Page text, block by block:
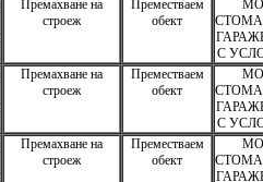
Премахване на
строеж
Преместваем
обект
С
Премахване на
строеж
Преместваем
обект
С
Премахване на
строеж
Преместваем
обект